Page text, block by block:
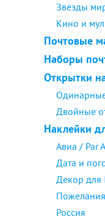
Звезды
Кино и
Почтовые
Наборы
Открытки
Двойные
Наклейки
Авиа / Par
Дата и
Декор для
Россия